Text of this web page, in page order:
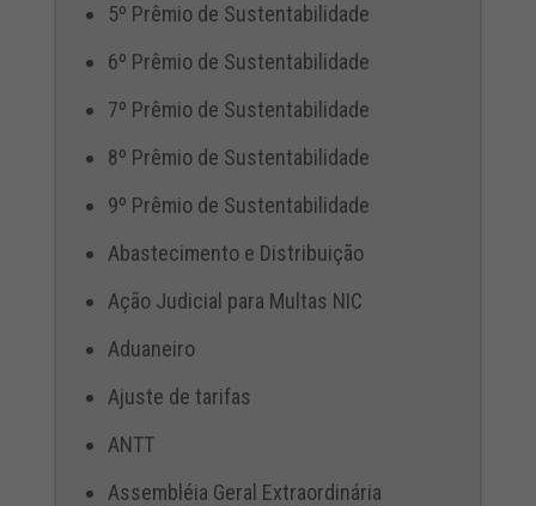
5º Prêmio de Sustentabilidade
6º Prêmio de Sustentabilidade
7º Prêmio de Sustentabilidade
8º Prêmio de Sustentabilidade
9º Prêmio de Sustentabilidade
Abastecimento e Distribuição
Ação Judicial para Multas NIC
Aduaneiro
Ajuste de tarifas
ANTT
Assembléia Geral Extraordinária